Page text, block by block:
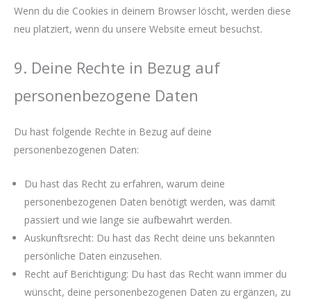
Wenn du die Cookies in deinem Browser löscht, werden diese
neu platziert, wenn du unsere Website erneut besuchst.
9. Deine Rechte in Bezug auf
personenbezogene Daten
Du hast folgende Rechte in Bezug auf deine
personenbezogenen Daten:
Du hast das Recht zu erfahren, warum deine
personenbezogenen Daten benötigt werden, was damit
passiert und wie lange sie aufbewahrt werden.
Auskunftsrecht: Du hast das Recht deine uns bekannten
persönliche Daten einzusehen.
Recht auf Berichtigung: Du hast das Recht wann immer du
wünscht, deine personenbezogenen Daten zu ergänzen, zu